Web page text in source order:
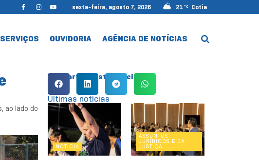
sexta-feira, agosto 7, 2026 21 °C Cotia
SERVIÇOS OUVIDORIA AGÊNCIA DE NOTÍCIAS
ao lado do
Compartilhe esta notícia:
Últimas notícias
NOTÍCIA
ASSUNTOS
JURÍDICOS E DA
JUSTIÇA